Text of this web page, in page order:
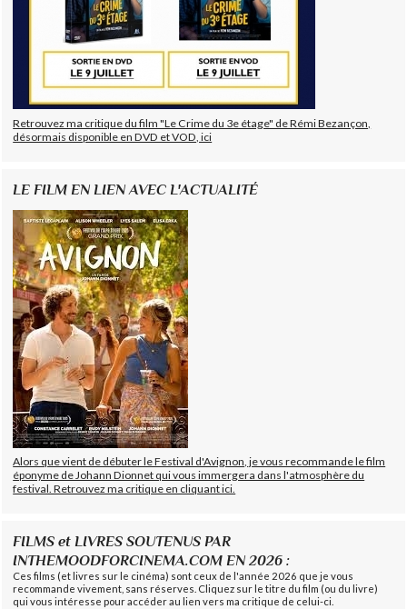
Retrouvez ma critique du film "Le Crime du 3e étage" de Rémi Bezançon,
désormais disponible en DVD et VOD, ici
LE FILM EN LIEN AVEC L'ACTUALITÉ
Alors que vient de débuter le Festival d'Avignon, je vous recommande le film
éponyme de Johann Dionnet qui vous immergera dans l'atmosphère du
festival. Retrouvez ma critique en cliquant ici.
FILMS et LIVRES SOUTENUS PAR
INTHEMOODFORCINEMA.COM EN 2026 :
Ces films (et livres sur le cinéma) sont ceux de l'année 2026 que je vous
recommande vivement, sans réserves. Cliquez sur le titre du film (ou du livre)
qui vous intéresse pour accéder au lien vers ma critique de celui-ci.